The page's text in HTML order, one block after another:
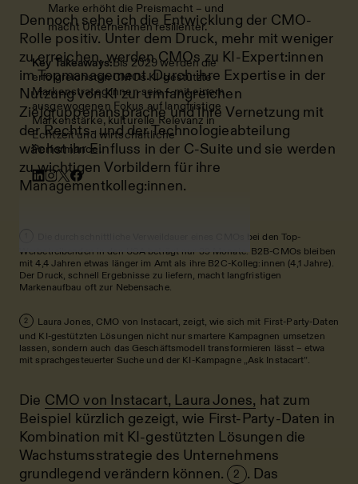
Marke erhöht die Preismacht – und
macht Unternehmen resilienter.
Key Takeaways:Bis 2029 werden die
erfolgreichsten CMOs KI-gestützte
Markenstrateg:innen sein – mit einem
ausgewogenen Fokus auf langfristige
Markenstärke, kulturelle Relevanz in
Echtzeit und wirtschaftliche
Performance.
Dennoch sehe ich die Entwicklung der CMO-
Rolle positiv. Unter dem Druck, mehr mit weniger
zu erreichen, werden CMOs zu KI-Expert:innen
im Topmanagement. Durch ihre Expertise in der
Nutzung von KI zur umfangreichen
Zielgruppenansprache und ihre Vernetzung mit
der Rechts- und der Technologieabteilung
wächst ihr Einfluss in der C-Suite und sie werden
zu wichtigen Vorbildern für ihre
Managementkolleg:innen.
Die durchschnittliche Verweildauer eines CMOs bei den Top-
Werbetreibenden in den USA beträgt nur 39 Monate. B2B-CMOs bleiben
mit 4,4 Jahren etwas länger im Amt als ihre B2C-Kolleg:innen (4,1 Jahre).
Der Druck, schnell Ergebnisse zu liefern, macht langfristigen
Markenaufbau oft zur Nebensache.
2
Laura Jones, CMO von Instacart, zeigt, wie sich mit First-Party-Daten
und KI-gestützten Lösungen nicht nur smartere Kampagnen umsetzen
lassen, sondern auch das Geschäftsmodell transformieren lässt – etwa
mit sprachgesteuerter Suche und der KI-Kampagne „Ask Instacart”.
Die CMO von Instacart, Laura Jones, hat zum
Beispiel kürzlich gezeigt, wie First-Party-Daten in
Kombination mit KI-gestützten Lösungen die
Wachstumsstrategie des Unternehmens
grundlegend verändern können. 2 . Das